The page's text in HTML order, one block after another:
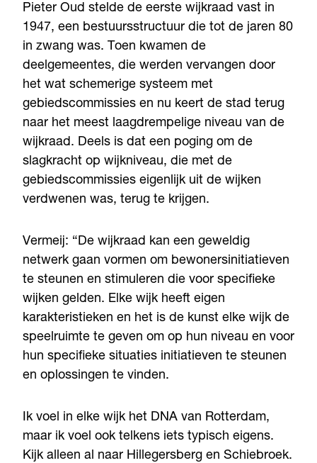
Pieter Oud stelde de eerste wijkraad vast in
1947, een bestuursstructuur die tot de jaren 80
in zwang was. Toen kwamen de
deelgemeentes, die werden vervangen door
het wat schemerige systeem met
gebiedscommissies en nu keert de stad terug
naar het meest laagdrempelige niveau van de
wijkraad. Deels is dat een poging om de
slagkracht op wijkniveau, die met de
gebiedscommissies eigenlijk uit de wijken
verdwenen was, terug te krijgen.
Vermeij: “De wijkraad kan een geweldig
netwerk gaan vormen om bewonersinitiatieven
te steunen en stimuleren die voor specifieke
wijken gelden. Elke wijk heeft eigen
karakteristieken en het is de kunst elke wijk de
speelruimte te geven om op hun niveau en voor
hun specifieke situaties initiatieven te steunen
en oplossingen te vinden.
Ik voel in elke wijk het DNA van Rotterdam,
maar ik voel ook telkens iets typisch eigens.
Kijk alleen al naar Hillegersberg en Schiebroek.